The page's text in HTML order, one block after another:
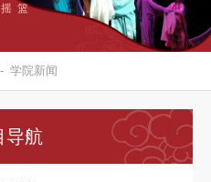
篮
- 学院新闻
导航